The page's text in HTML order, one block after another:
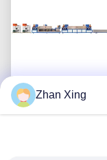
Automatische
Zhan Xing